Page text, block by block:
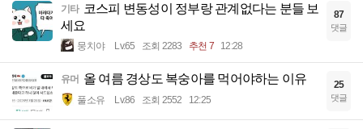
기타 코스피 변동성이 정부랑 관계없다는 분들 보
세요
뭉치야 Lv.65 조회 2283 추천 7 12:28
87
댓글
유머 올 여름 경상도 복숭아를 먹어야하는 이유
풀소유 Lv.86 조회 2552 12:25
25
댓글